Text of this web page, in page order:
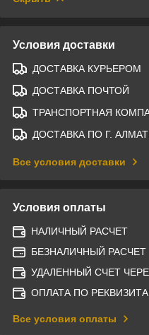
Условия доставки
ДОСТАВКА КУРЬЕРОМ
ДОСТАВКА ПОЧТОЙ
ТРАНСПОРТНАЯ
ДОСТАВКА ПО Г.
Все условия доставки
Условия оплаты
НАЛИЧНЫЙ РАСЧЕТ
БЕЗНАЛИЧНЫЙ РАСЧЕТ
УДАЛЕННЫЙ СЧЕТ
ОПЛАТА ПО
Все условия оплаты